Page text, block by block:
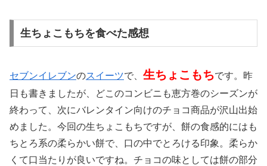
生ちょこもちを食べた感想
セブンイレブンのスイーツで、 生ちょこもちです。昨
日も書きましたが、どこのコンビニも恵方巻のシーズンが
終わって、次にバレンタイン向けのチョコ商品が沢山出始
めました。今回の生ちょこもちですが、餅の食感的にはも
ちとろ系の柔らかい餅で、口の中でとろける印象。柔らか
くて口当たりが良いですね。チョコの味としては餅の部分